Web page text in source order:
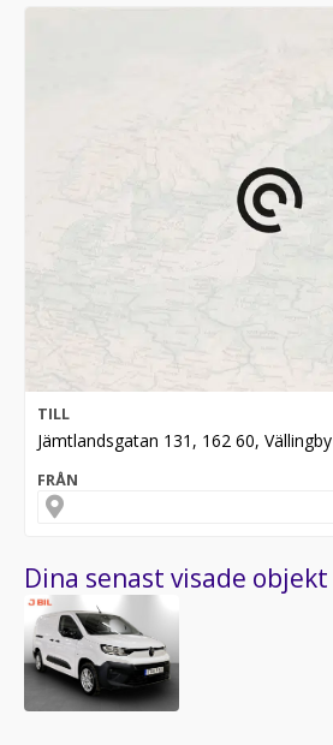
TILL
Jämtlandsgatan 131, 162 60, Vällingby
FRÅN
Dina senast visade objekt